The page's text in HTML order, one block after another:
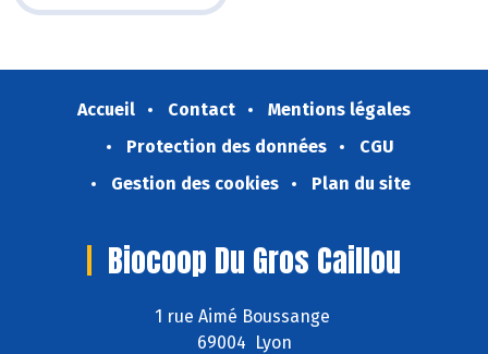
Accueil Contact
Mentions légales
Protection des données
CGU
Gestion des cookies
Plan du site
Biocoop Du Gros Caillou
1 rue Aimé Boussange
69004 Lyon